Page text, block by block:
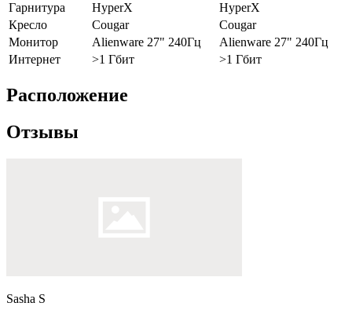
Гарнитура
HyperX
HyperX
Кресло
Cougar
Cougar
Монитор
Alienware 27" 240Гц
Alienware 27" 240Гц
Интернет
>1 Гбит >1 Гбит
Расположение
Отзывы
Sasha S